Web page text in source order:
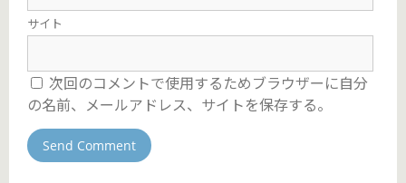
サイト
次回のコメントで使用するためブラウザーに自分
の名前、メールアドレス、サイトを保存する。